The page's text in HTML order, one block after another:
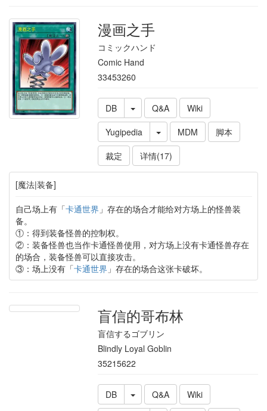
漫画之手
コミックハンド
Comic Hand
33453260
DB Q&A
Wiki
Yugipedia
MDM
脚本
裁定
详情(17)
[魔法|装备]
自己场上有「卡通世界 」存在的场合才能给对方场上的怪兽装
备。
①：得到装备怪兽的控制权。
②：装备怪兽也当作卡通怪兽使用，对方场上没有卡通怪兽存在
的场合，装备怪兽可以直接攻击。
③：场上没有「卡通世界 」存在的场合这张卡破坏。
盲信的哥布林
盲信するゴブリン
Blindly Loyal Goblin
35215622
DB Q&A
Wiki